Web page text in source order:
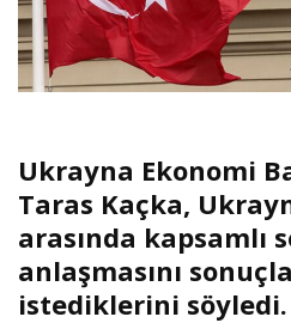
Ukrayna Ekonomi
Taras Kaçka,
arasında kapsamlı
anlaşmasını
istediklerini söyledi.